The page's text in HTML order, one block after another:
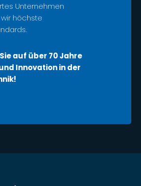
Unternehmen
höchste
auf über 70 Jahre
Innovation in der